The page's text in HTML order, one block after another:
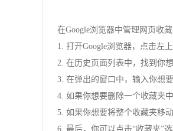
在Google浏览器中管理网页收藏
1. 打开Google浏览器，点击左
2. 在历史页面列表中，找到你
3. 在弹出的窗口中，输入你想
4. 如果你想要删除一个收藏夹
5. 如果你想要将整个收藏夹移
6. 最后，你可以点击“收藏夹”